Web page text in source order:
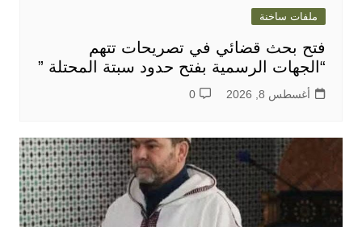
ملفات ساخنة
فتح بحث قضائي في تصريحات تتهم
“الجهات الرسمية بفتح حدود سبتة المحتلة ”
أغسطس 8, 2026 0